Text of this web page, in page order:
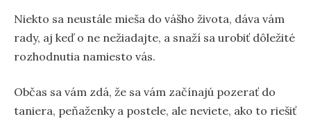
Niekto sa neustále mieša do vášho života, dáva vám
rady, aj keď o ne nežiadajte, a snaží sa urobiť dôležité
rozhodnutia namiesto vás.
Občas sa vám zdá, že sa vám začínajú pozerať do
taniera, peňaženky a postele, ale neviete, ako to riešiť